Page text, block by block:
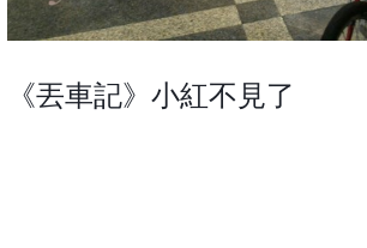
《丟車記》小紅不見了